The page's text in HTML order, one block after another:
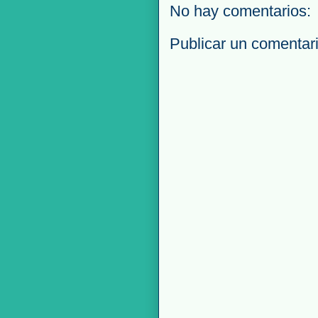
No hay comentarios:
Publicar un